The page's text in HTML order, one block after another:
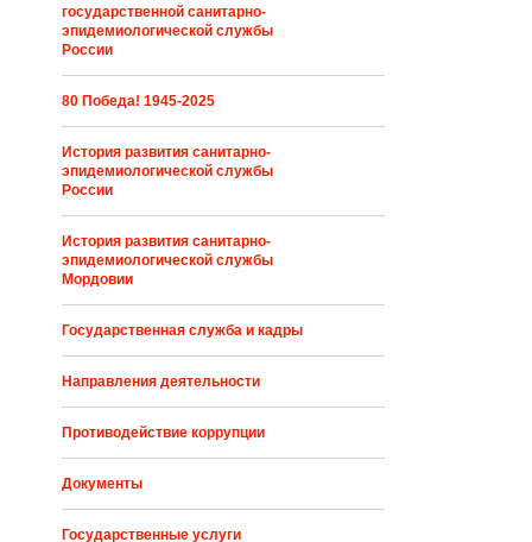
государственной санитарно-
эпидемиологической службы
России
80 Победа! 1945-2025
История развития санитарно-
эпидемиологической службы
России
История развития санитарно-
эпидемиологической службы
Мордовии
Государственная служба и кадры
Направления деятельности
Противодействие коррупции
Документы
Государственные услуги